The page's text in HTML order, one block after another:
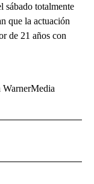
sábado totalmente
que la actuación
de 21 años con
NOTIFICATIONS ABOUT